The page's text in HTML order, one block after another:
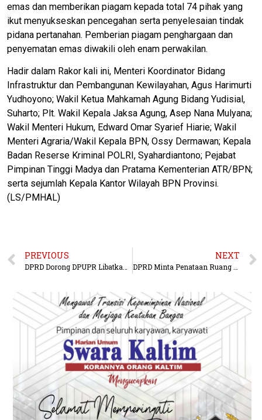
emas dan memberikan piagam kepada total 74 pihak yang
ikut menyukseskan pencegahan serta penyelesaian tindak
pidana pertanahan. Pemberian piagam penghargaan dan
penyematan emas diwakili oleh enam perwakilan.
Hadir dalam Rakor kali ini, Menteri Koordinator Bidang
Infrastruktur dan Pembangunan Kewilayahan, Agus Harimurti
Yudhoyono; Wakil Ketua Mahkamah Agung Bidang Yudisial,
Suharto; Plt. Wakil Kepala Jaksa Agung, Asep Nana Mulyana;
Wakil Menteri Hukum, Edward Omar Syarief Hiarie; Wakil
Menteri Agraria/Wakil Kepala BPN, Ossy Dermawan; Kepala
Badan Reserse Kriminal POLRI, Syahardiantono; Pejabat
Pimpinan Tinggi Madya dan Pratama Kementerian ATR/BPN;
serta sejumlah Kepala Kantor Wilayah BPN Provinsi.
(LS/PMHAL)
PREVIOUS NEXT